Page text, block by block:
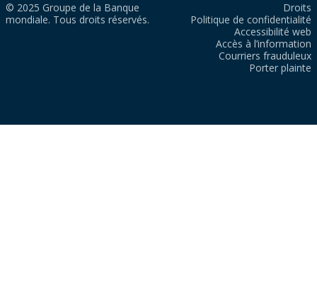
© 2025 Groupe de la Banque
mondiale. Tous droits réservés.
Droits
Politique de confidentialité
Accessibilité web
Accès à l’information
Courriers frauduleux
Porter plainte